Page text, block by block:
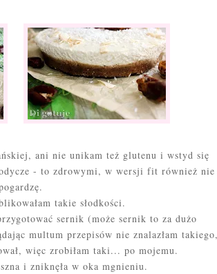
ani nie unikam też glutenu i wstyd się
- to zdrowymi, w wersji fit również nie
takie słodkości.
sernik (może sernik to za dużo
multum przepisów nie znalazłam takiego,
więc zrobiłam taki... po mojemu.
i zniknęła w oka mgnieniu.